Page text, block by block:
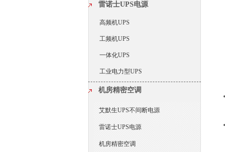
机房精密空调
高频机UPS
工频机UPS
一体化UPS
工业电力型UPS
雷诺士UPS电源
艾默生UPS不间断电源
雷诺士UPS电源
机房精密空调